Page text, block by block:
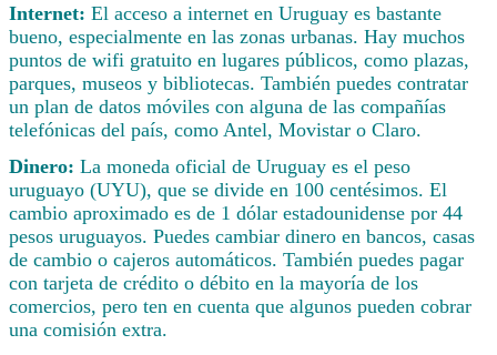
Internet: El acceso a internet en Uruguay es bastante
bueno, especialmente en las zonas urbanas. Hay muchos
puntos de wifi gratuito en lugares públicos, como plazas,
parques, museos y bibliotecas. También puedes contratar
un plan de datos móviles con alguna de las compañías
telefónicas del país, como Antel, Movistar o Claro.
Dinero: La moneda oficial de Uruguay es el peso
uruguayo (UYU), que se divide en 100 centésimos. El
cambio aproximado es de 1 dólar estadounidense por 44
pesos uruguayos. Puedes cambiar dinero en bancos, casas
de cambio o cajeros automáticos. También puedes pagar
con tarjeta de crédito o débito en la mayoría de los
comercios, pero ten en cuenta que algunos pueden cobrar
una comisión extra.